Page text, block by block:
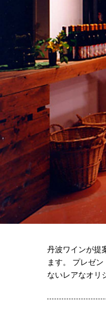
丹波ワインが提
ます。 プレゼ
ないレアなオリ